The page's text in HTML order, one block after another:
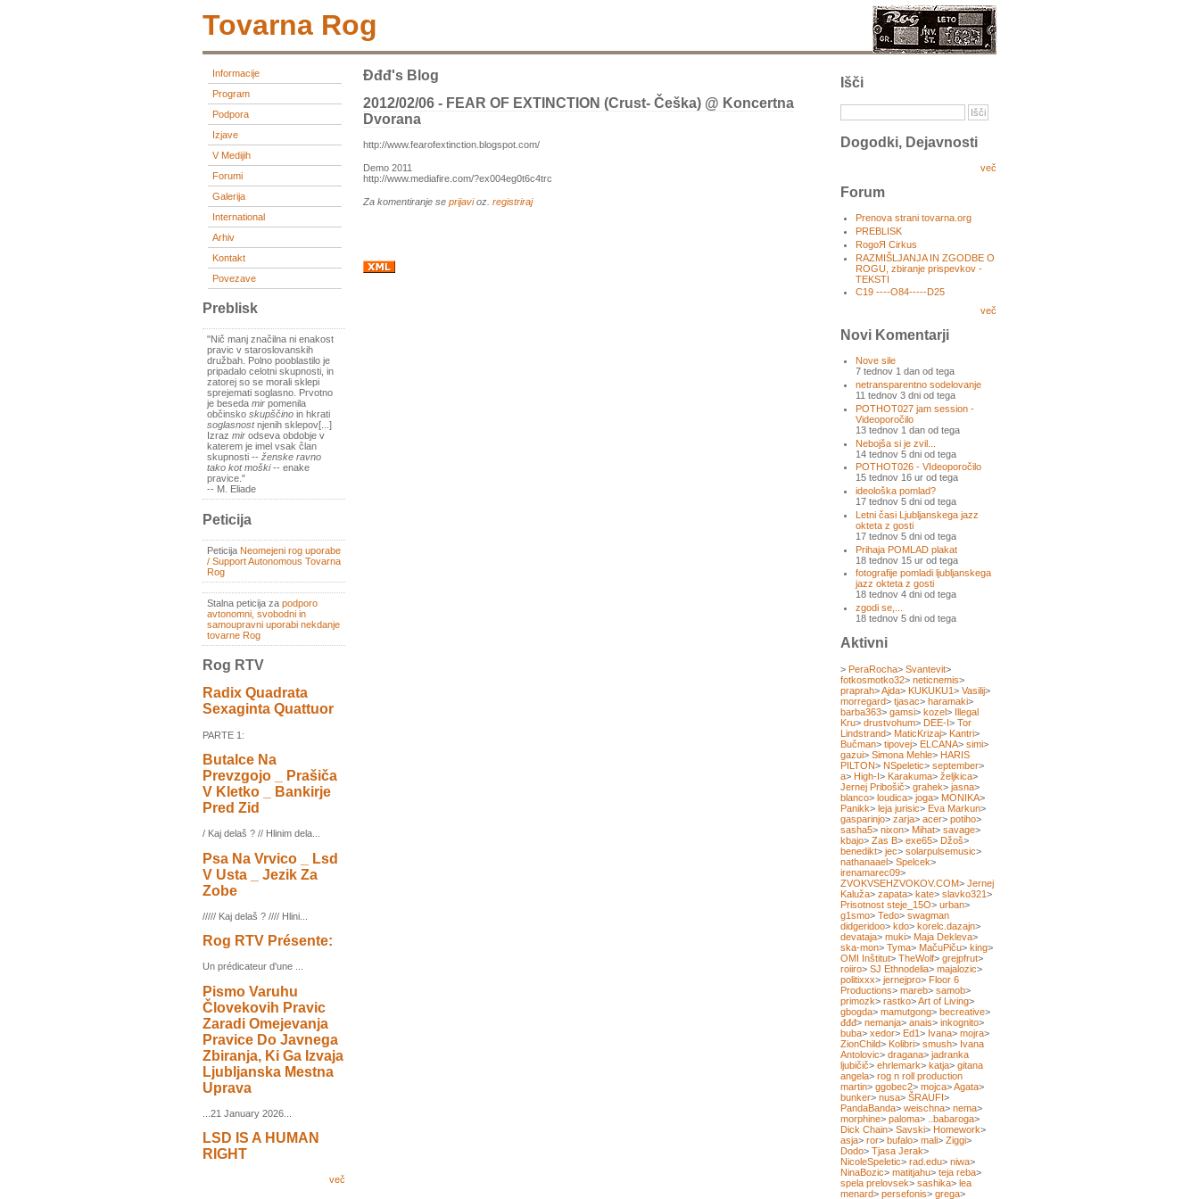
Tovarna Rog
Informacije
Program
Podpora
Izjave
V Medijih
Forumi
Galerija
International
Arhiv
Kontakt
Povezave
Preblisk
"Nič manj značilna ni enakost
pravic v staroslovanskih
družbah. Polno pooblastilo je
pripadalo celotni skupnosti, in
zatorej so se morali sklepi
sprejemati soglasno. Prvotno
je beseda mir pomenila
občinsko skupščino in hkrati
soglasnostnjenih sklepov[...]
Izraz mir odseva obdobje v
katerem je imel vsak član
skupnosti -- ženske ravno
tako kot moški-- enake
pravice."
-- M. Eliade
Peticija
Peticija Neomejeni rog uporabe
/ Support Autonomous Tovarna
Rog
Stalna peticija za podporo
avtonomni, svobodni in
samoupravni uporabi nekdanje
tovarne Rog
Rog RTV
Radix Quadrata
Sexaginta Quattuor
PARTE 1:
Butalce Na
Prevzgojo _ Prašiča
V Kletko _ Bankirje
Pred Zid
/ Kaj delaš ? // Hlinim dela...
Psa Na Vrvico _ Lsd
V Usta _ Jezik Za
Zobe
///// Kaj delaš ? //// Hlini...
Rog RTV Présente:
Un prédicateur d'une ...
Pismo Varuhu
Človekovih Pravic
Zaradi Omejevanja
Pravice Do Javnega
Zbiranja, Ki Ga Izvaja
Ljubljanska Mestna
Uprava
...21 January 2026...
LSD IS A HUMAN
RIGHT
več
Đđđ's Blog
2012/02/06 - FEAR OF EXTINCTION (crust- Češka) @ Koncertna
Dvorana
http://www.fearofextinction.blogspot.com/
Demo 2011
http://www.mediafire.com/?ex004eg0t6c4trc
Za komentiranje se prijavioz. registriraj
Išči
Dogodki, Dejavnosti
več
Forum
Prenova strani tovarna.org
PREBLISK
RogoЯ Cirkus
RAZMIŠLJANJA IN ZGODBE O
ROGU, zbiranje prispevkov -
TEKSTI
C19 ----O84-----D25
več
Novi Komentarji
Nove sile
7 tednov 1 dan od tega
netransparentno sodelovanje
11 tednov 3 dni od tega
POTHOT027 jam session -
Videoporočilo
13 tednov 1 dan od tega
Nebojša si je zvil...
14 tednov 5 dni od tega
POTHOT026 - VIdeoporočilo
15 tednov 16 ur od tega
ideološka pomlad?
17 tednov 5 dni od tega
Letni časi Ljubljanskega jazz
okteta z gosti
17 tednov 5 dni od tega
Prihaja POMLAD plakat
18 tednov 15 ur od tega
fotografije pomladi ljubljanskega
jazz okteta z gosti
18 tednov 4 dni od tega
zgodi se,...
18 tednov 5 dni od tega
Aktivni
> PeraRocha> Svantevit>
fotkosmotko32> neticnemis>
praprah>Ajda> KUKUKU1> Vasilij>
morregard> tjasac> haramaki>
barba363> gamsi> kozel> Illegal
Kru> drustvohum> DEE-I> Tor
Lindstrand> MaticKrizaj> Kantri>
Bučman> tipovej> ELCANA> simi>
gazui> Simona Mehle> HARIS
PILTON> NSpeletic> september>
a> High-I> Karakuma> željkica>
Jernej Pribošič> grahek> jasna>
blanco> loudica> joga> MONIKA>
Panikk> leja jurisic> Eva Markun>
gasparinjo> zarja> acer> potiho>
sasha5> nixon> Mihat> savage>
kbajo> Zas B> exe65> Džoš>
benedikt> jec> solarpulsemusic>
nathanaael> Spelcek>
irenamarec09>
ZVOKVSEHZVOKOV.COM> Jernej
Kaluža> zapata> kate> slavko321>
Prisotnost steje_15O> urban>
g1smo> Tedo> swagman
didgeridoo> kdo> korelc.dazajn>
devataja> muki> Maja Dekleva>
ska-mon> Tyma> MačuPiču> king>
OMI Inštitut> TheWolf> grejpfrut>
roiiro> SJ Ethnodelia> majalozic>
politixxx> jernejpro> Floor 6
Productions> mareb> samob>
primozk> rastko>Art of Living>
gbogda> mamutgong> becreative>
đđđ> nemanja> anais> inkognito>
buba> xedor> Ed1> Ivana> mojra>
ZionChild> Kolibri> smush> Ivana
Antolovic> dragana> jadranka
ljubičič> ehrlemark> katja> gitana
angela> rog n roll production
martin> ggobec2> mojca>Agata>
bunker> nusa> ŠRAUFI>
PandaBanda> weischna> nema>
morphine> paloma> ..babaroga>
Dick Chain> Savski> Homework>
asja> ror> bufalo> mali> Ziggi>
Dodo> Tjasa Jerak>
NicoleSpeletic> rad.edu> niwa>
NinaBozic> matitjahu> teja reba>
spela prelovsek> sashika> lea
menard> persefonis> grega>